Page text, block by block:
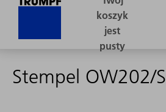
Stempel OW202/S